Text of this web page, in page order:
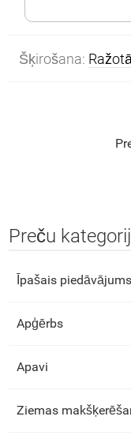
Šķirošana:
Preču
Īpašais piedāvājums
Apģērbs
Apavi
Ziemas